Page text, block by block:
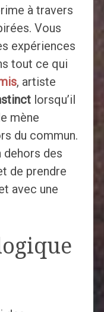
à travers
Vous
expériences
tout ce qui
, artiste
lorsqu’il
mène
du commun.
dehors des
de prendre
avec une